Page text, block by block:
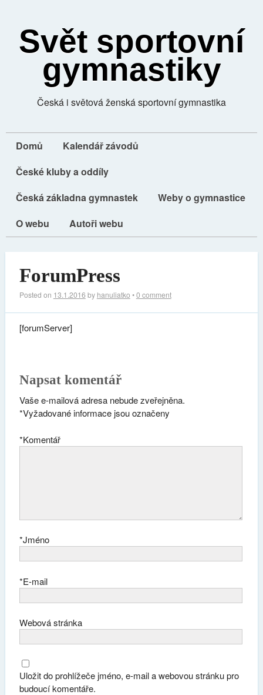
Svět sportovní
gymnastiky
Česká i světová ženská sportovní gymnastika
Domů
Kalendář závodů
České kluby a oddíly
Česká základna gymnastek
Weby o gymnastice
O webu
Autoři webu
ForumPress
Posted on 13.1.2016 by hanuliatko •0 comment
[forumServer]
Napsat komentář
Vaše e-mailová adresa nebude zveřejněna.
Vyžadované informace jsou označeny
*
Komentář
*
Jméno
*
E-mail
*
Webová stránka
Uložit do prohlížeče jméno, e-mail a webovou stránku pro
budoucí komentáře.